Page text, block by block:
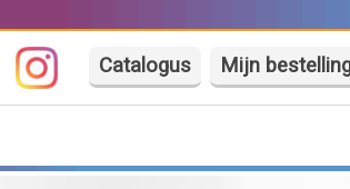
Catalogus Mijn